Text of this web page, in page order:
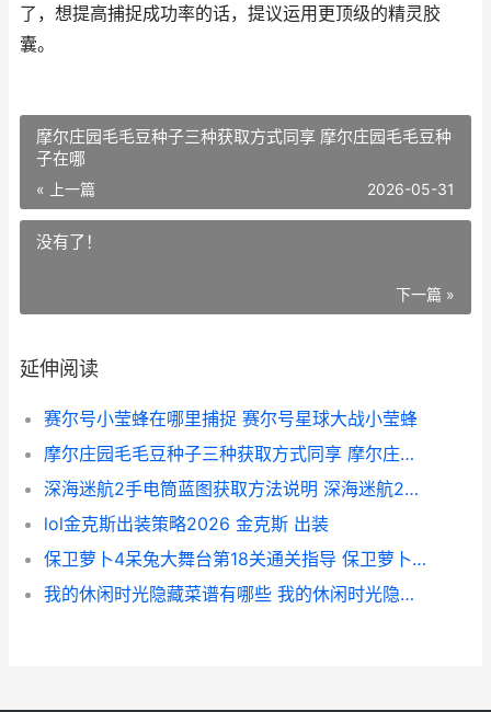
了，想提高捕捉成功率的话，提议运用更顶级的精灵胶
囊。
摩尔庄园毛毛豆种子三种获取方式同享 摩尔庄园毛毛豆种
子在哪
« 上一篇 2026-05-31
没有了！
下一篇 »
延伸阅读
赛尔号小莹蜂在哪里捕捉 赛尔号星球大战小莹蜂
摩尔庄园毛毛豆种子三种获取方式同享 摩尔庄园毛毛豆种子在哪
深海迷航2手电筒蓝图获取方法说明 深海迷航2手电怎么充电
lol金克斯出装策略2026 金克斯 出装
保卫萝卜4呆兔大舞台第18关通关指导 保卫萝卜4呆兔隐藏关卡
我的休闲时光隐藏菜谱有哪些 我的休闲时光隐藏料理